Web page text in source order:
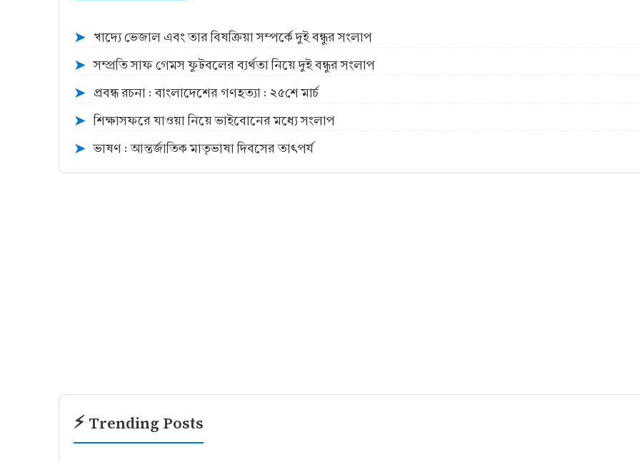
➤ খাদ্যে ভেজাল এবং তার বিষক্রিয়া সম্পর্কে দুই বন্ধুর সংলাপ
➤ সম্প্রতি সাফ গেমস ফুটবলের ব্যর্থতা নিয়ে দুই বন্ধুর সংলাপ
➤ প্রবন্ধ রচনা : বাংলাদেশের গণহত্যা : ২৫শে মার্চ
➤ শিক্ষাসফরে যাওয়া নিয়ে ভাইবোনের মধ্যে সংলাপ
➤ ভাষণ : আন্তর্জাতিক মাতৃভাষা দিবসের তাৎপর্য
⚡ Trending Posts